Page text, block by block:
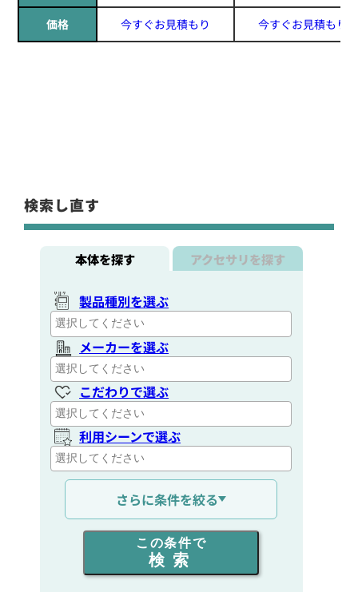
価格 今すぐお見積もり 今すぐお見積もり
検索し直す
本体を探す アクセサリを探す
製品種別を選ぶ
メーカーを選ぶ
こだわりで選ぶ
利用シーンで選ぶ
通信距離を選ぶ
出力を選ぶ
同時通話人数を選ぶ
さらに条件を絞る
この条件で
検索